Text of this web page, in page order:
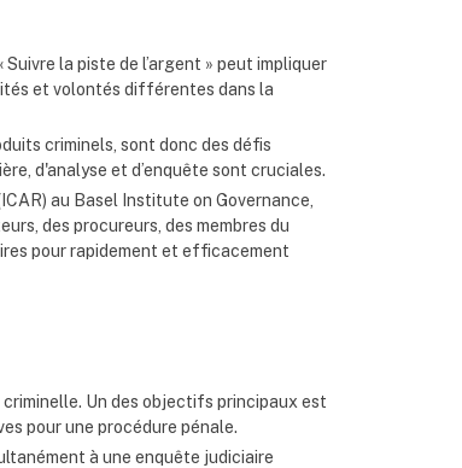
la piste de l’argent » peut impliquer
et volontés différentes dans la
criminels, sont donc des défis
d'analyse et d’enquête sont cruciales.
au Basel Institute on Governance,
des procureurs, des membres du
pour rapidement et efficacement
Un des objectifs principaux est
pour une procédure pénale.
à une enquête judiciaire